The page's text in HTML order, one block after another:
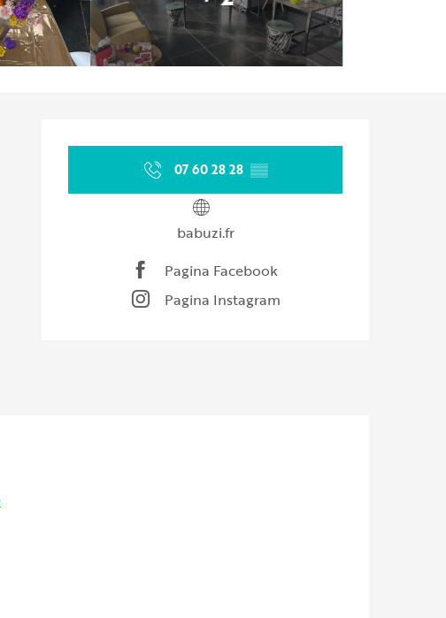
Orari e contatti
07 60 28 28 ▒▒
babuzi.fr
Pagina Facebook
Pagina Instagram